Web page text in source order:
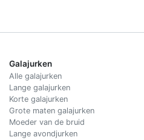
Galajurken
Alle galajurken
Lange galajurken
Korte galajurken
Grote maten galajurken
Moeder van de bruid
Lange avondjurken